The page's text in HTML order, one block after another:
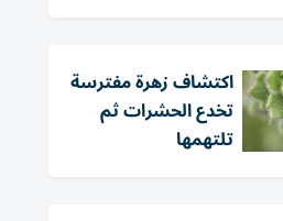
اكتشاف زهرة مفترسة
تخدع الحشرات ثم
تلتهمها